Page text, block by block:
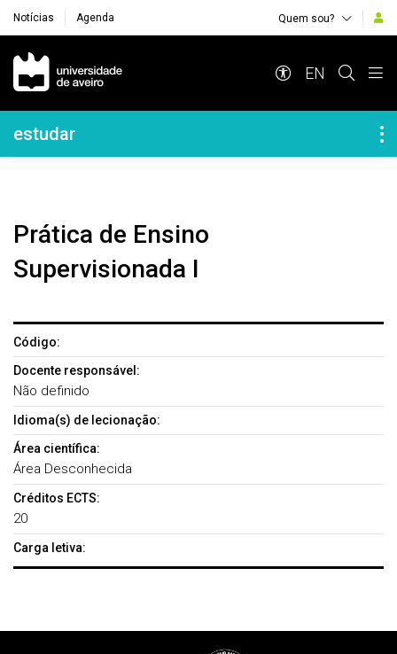
Notícias Agenda Quem sou?
Navegação Principal
EN
Navegação Lateral
estudar
Prática de Ensino
Supervisionada I
Código:
Docente responsável:
Não definido
Idioma(s) de lecionação:
Área científica:
Área Desconhecida
Créditos ECTS:
20
Carga letiva: